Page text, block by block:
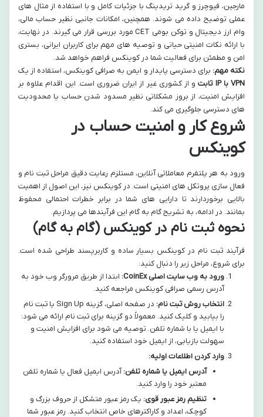
مارجین، فیوچرز و گرید تریدینگ با جزئیات کامل و با استفاده از مثال های
عملی توضیح داده می شوند. همچنین، امکانات جانبی نظیر حساب مالی،
وام ارز دیجیتال و توکن بومی CET مورد بررسی قرار می گیرند. در نهایت،
با ارائه نکات امنیتی حیاتی و توصیه های مهم برای کاربران ایرانی، بستری
امن و مطمئن برای فعالیت شما در کوینکس فراهم خواهد شد.
نکته مهم: برای دسترسی پایدار و ایمن به صرافی کوینکس، استفاده از یک
VPN با IP ثابت
و از کشوری غیر از ایران ضروری است. این اقدام علاوه بر
افزایش امنیت، از بروز مشکلاتی نظیر مسدود شدن حساب یا محدودیت
های دسترسی جلوگیری می کند.
شروع کار و امنیت حساب در
کوینکس
ورود به هر پلتفرم معاملاتی آنلاین، مستلزم رعایت دقیق مراحل ثبت نام و
فعال سازی پروتکل های امنیتی است. در کوینکس نیز، این اصول از اهمیت
بالایی برخوردارند تا دارایی های شما در برابر خطرات احتمالی محفوظ
بمانند. در ادامه، به تشریح گام به گام این فرآیندها می پردازیم.
نحوه ثبت نام در کوینکس (گام به گام)
فرآیند ثبت نام در کوینکس بسیار ساده و کاربرپسند طراحی شده است.
برای شروع، مراحل زیر را دنبال کنید:
ورود به وب سایت اصلی CoinEx:
ابتدا از طریق مرورگر وب خود به
آدرس رسمی صرافی کوینکس مراجعه کنید.
انتخاب روش ثبت نام:
در صفحه اصلی، گزینه Sign Up یا ثبت نام
را بیابید و کلیک کنید. معمولاً دو گزینه برای ثبت نام ارائه می شود:
با ایمیل یا با شماره تلفن. توصیه می شود برای افزایش امنیت و
سهولت بازیابی، از ایمیل خود استفاده کنید.
وارد کردن اطلاعات اولیه:
آدرس ایمیل یا شماره تلفن:آدرس ایمیل فعال یا شماره تلفن
معتبر خود را وارد کنید.
تنظیم رمز عبور قوی: یک رمز عبور متشکل از حروف بزرگ و
کوچک، اعداد و کاراکترهای خاص انتخاب کنید. رمز عبور شما